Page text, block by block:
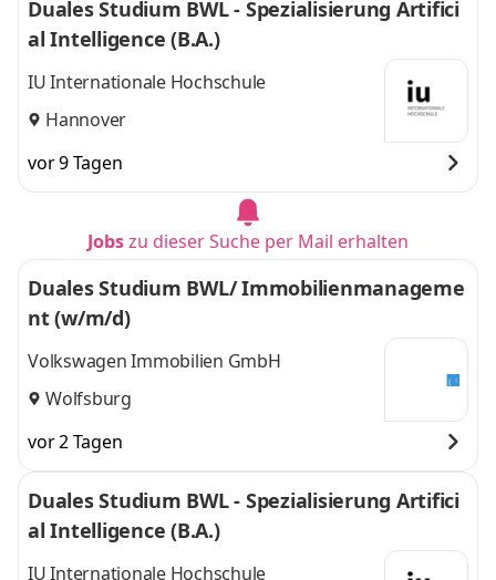
Duales Studium BWL - Spezialisierung Artifici
al Intelligence (B.A.)
IU Internationale Hochschule
Hannover
vor 9 Tagen
Jobszu dieser Suche per Mail erhalten
Duales Studium BWL/ Immobilienmanageme
nt (w/m/d)
Volkswagen Immobilien GmbH
Wolfsburg
vor 2 Tagen
Duales Studium BWL - Spezialisierung Artifici
al Intelligence (B.A.)
IU Internationale Hochschule